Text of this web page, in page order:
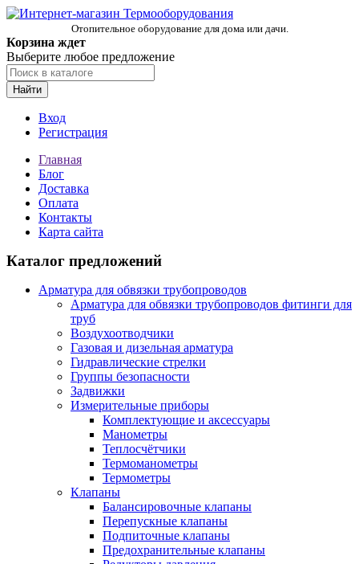
Отопительное оборудование для дома или дачи.
Корзина ждет
Выберите любое предложение
Найти
Вход
Регистрация
Главная
Блог
Доставка
Оплата
Контакты
Карта сайта
Каталог предложений
Арматура для обвязки трубопроводов
Арматура для обвязки трубопроводов фитинги для
труб
Воздухоотводчики
Газовая и дизельная арматура
Гидравлические стрелки
Группы безопасности
Задвижки
Измерительные приборы
Комплектующие и аксессуары
Манометры
Теплосчётчики
Термоманометры
Термометры
Клапаны
Балансировочные клапаны
Перепускные клапаны
Подпиточные клапаны
Предохранительные клапаны